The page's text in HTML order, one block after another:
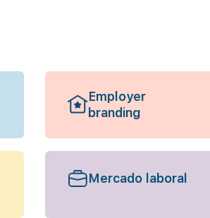
Employer
branding
Mercado laboral